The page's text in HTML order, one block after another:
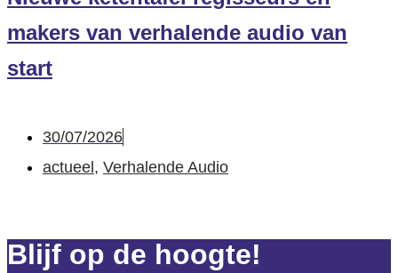
makers van verhalende audio van
start
30/07/2026
actueel, Verhalende Audio
Blijf op de hoogte!